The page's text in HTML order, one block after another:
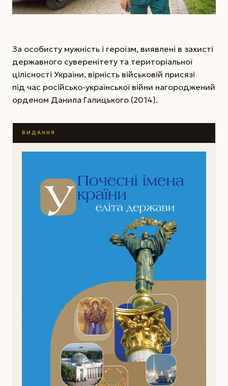
За особисту мужність і героїзм, виявлені в захисті
державного суверенітету та територіальної
цілісності України, вірність військовій присязі
під час російсько-української війни нагороджений
орденом Данила Галицького (2014).
ВИДАННЯ